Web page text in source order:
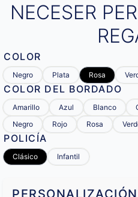
NECESER
COLOR
Negro Plata Rosa
COLOR DEL BORDADO
Amarillo Azul Blanco
Negro
Rojo Rosa
POLICÍA
Clásico Infantil
PERSONALIZACIÓN